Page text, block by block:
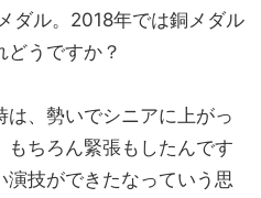
ダル。2018年では銅メダル
うですか？
は、勢いでシニアに上がっ
ちろん緊張もしたんです
技ができたなっていう思